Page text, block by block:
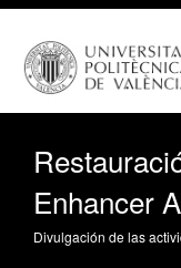
Enhancer